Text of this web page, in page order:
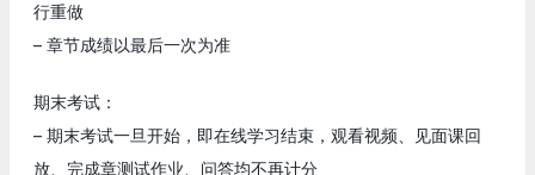
行重做
– 章节成绩以最后一次为准
期末考试：
– 期末考试一旦开始，即在线学习结束，观看视频、见面课回
放、完成章测试作业、问答均不再计分